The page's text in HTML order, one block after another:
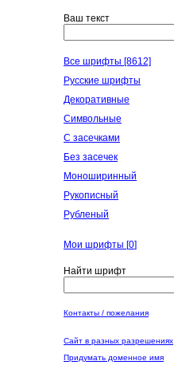
Ваш текст
Все шрифты [8612]
Русские шрифты
Декоративные
Символьные
С засечками
Без засечек
Моноширинный
Рукописный
Рубленый
Мои шрифты [0]
Найти шрифт
Контакты / пожелания
Сайт в разных разрешениях
Придумать доменное имя